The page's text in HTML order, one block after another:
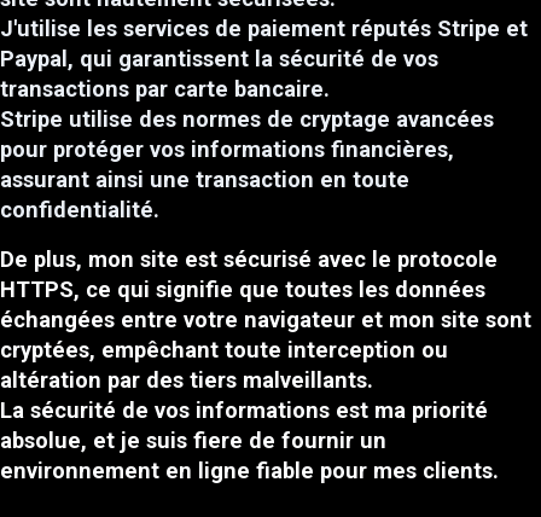
J'utilise les services de paiement réputés Stripe et
Paypal, qui garantissent la sécurité de vos
transactions par carte bancaire.
Stripe utilise des normes de cryptage avancées
pour protéger vos informations financières,
assurant ainsi une transaction en toute
confidentialité.
De plus, mon site est sécurisé avec le protocole
HTTPS, ce qui signifie que toutes les données
échangées entre votre navigateur et mon site sont
cryptées, empêchant toute interception ou
altération par des tiers malveillants.
La sécurité de vos informations est ma priorité
absolue, et je suis fiere de fournir un
environnement en ligne fiable pour mes clients.